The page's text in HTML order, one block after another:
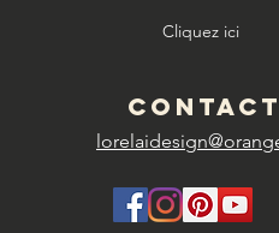
Cliquez ici
CONTACT